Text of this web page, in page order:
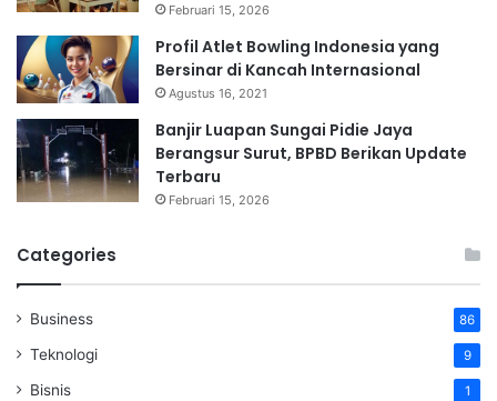
Februari 15, 2026
Profil Atlet Bowling Indonesia yang
Bersinar di Kancah Internasional
Agustus 16, 2021
Banjir Luapan Sungai Pidie Jaya
Berangsur Surut, BPBD Berikan Update
Terbaru
Februari 15, 2026
Categories
Business 86
Teknologi 9
Bisnis 1